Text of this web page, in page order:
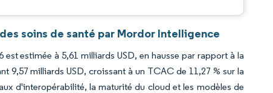
soins de santé par Mordor Intelligence
estimée à 5,61 milliards USD, en hausse par rapport à la
9,57 milliards USD, croissant à un TCAC de 11,27 % sur la
d'interopérabilité, la maturité du cloud et les modèles de